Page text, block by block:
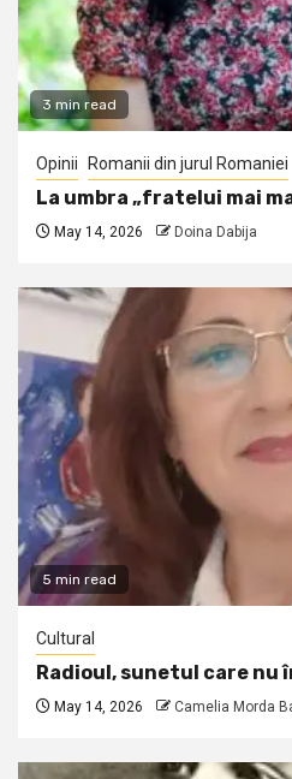
3 min read
Opinii Romanii din jurul Romaniei
La umbra „fratelui mai
May 14, 2026 Doina Dabija
5 min read
Cultural
Radioul, sunetul care nu
May 14, 2026 Camelia Morda